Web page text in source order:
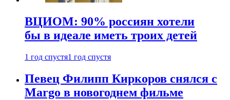
ВЦИОМ: 90% россиян хотели
бы в идеале иметь троих детей
1 год спустя1 год спустя
Певец Филипп Киркоров снялся с
Margo в новогоднем фильме